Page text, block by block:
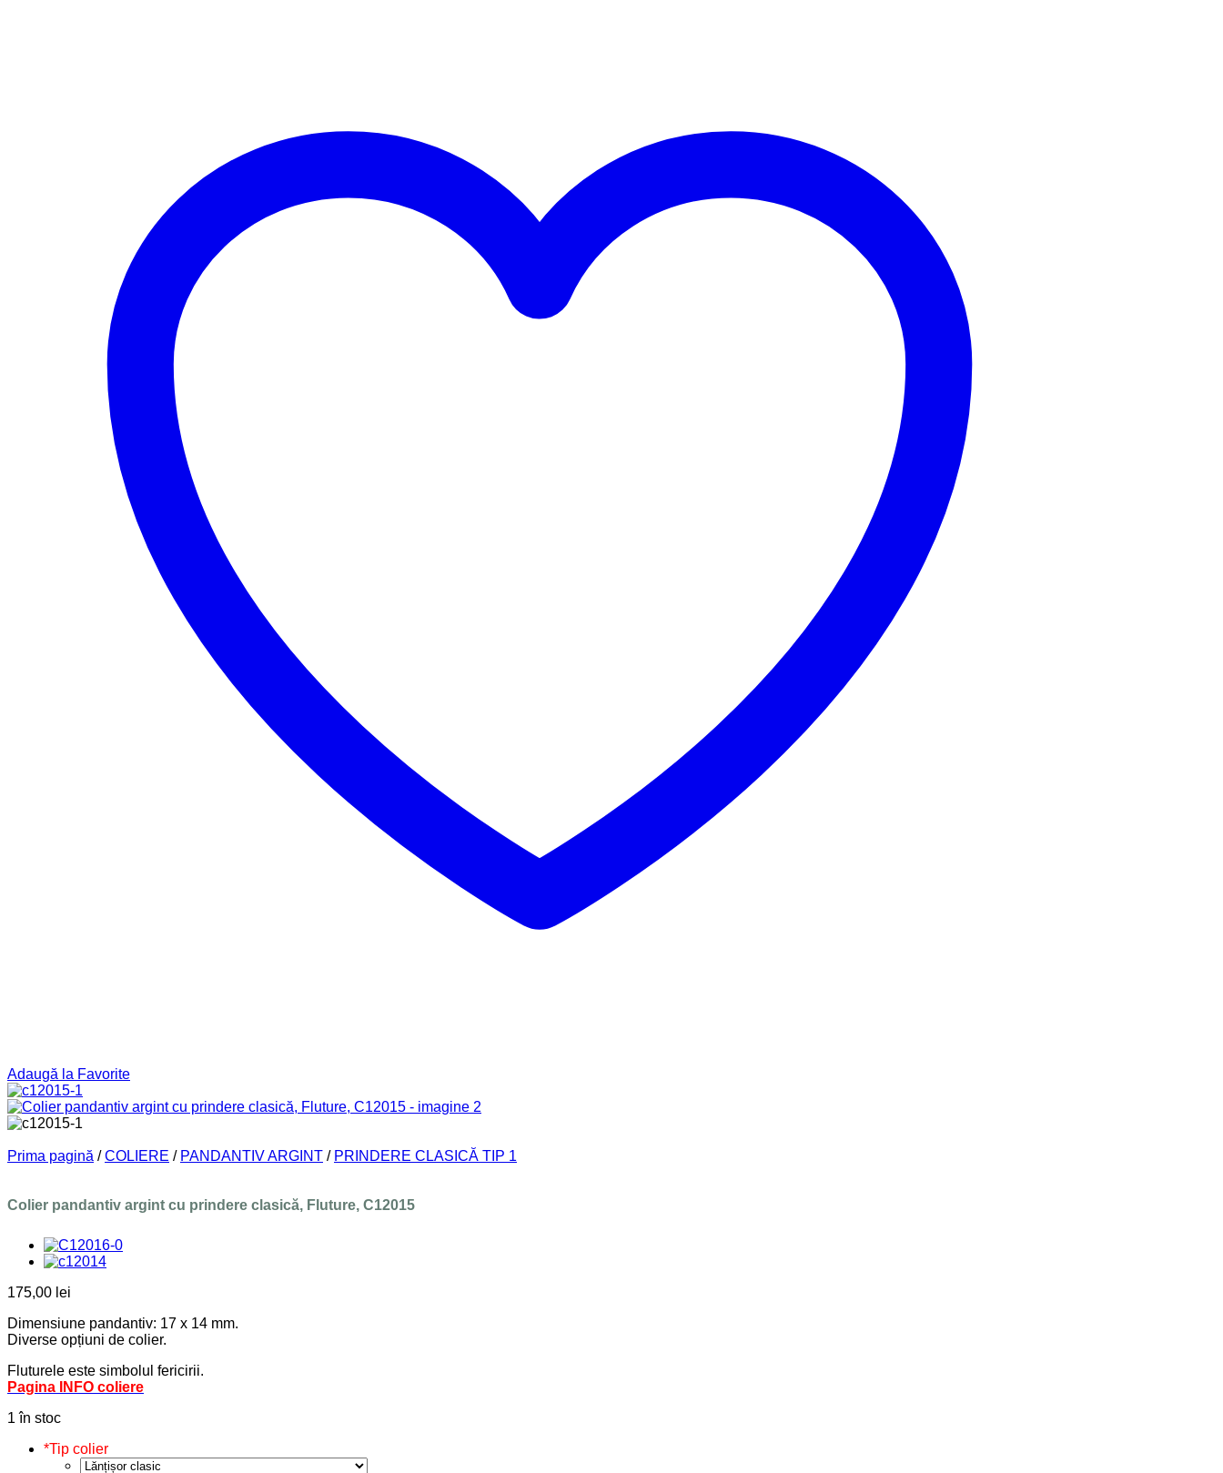
Adaugă la Favorite
Prima pagină / COLIERE / PANDANTIV ARGINT / PRINDERE CLASICĂ TIP 1
Colier pandantiv argint cu prindere clasică, Fluture, C12015
175,00 lei
Dimensiune pandantiv: 17 x 14 mm.
Diverse opțiuni de colier.
Fluturele este simbolul fericirii.
Pagina INFO coliere
1 în stoc
*Tip colier